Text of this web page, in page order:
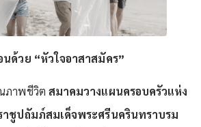
ด้วย “หัวใจอาสาสมัคร”
ภาพชีวิต สมาคมวางแผนครอบครัวแห่ง
าชูปถัมภ์สมเด็จพระศรีนครินทราบรม